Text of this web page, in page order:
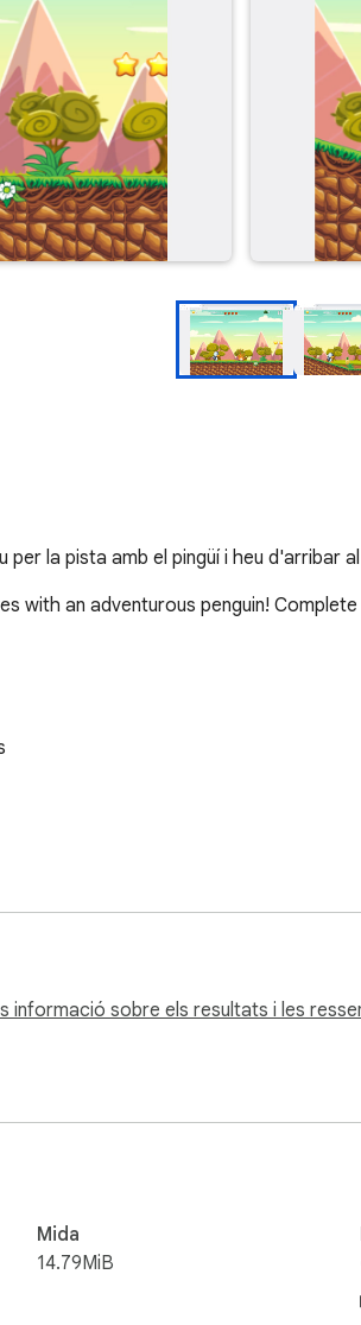
per la pista amb el pingüí i heu d'arribar
with an adventurous penguin!
free (and more requests will be
and share your thoughts and
informació sobre els resultats i les
Mida
14.79MiB